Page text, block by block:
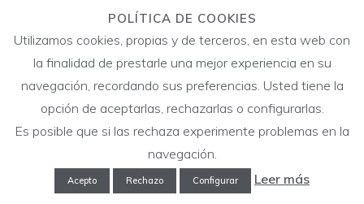
POLÍTICA DE COOKIES
Utilizamos cookies, propias y de terceros, en esta web con
la finalidad de prestarle una mejor experiencia en su
navegación, recordando sus preferencias. Usted tiene la
opción de aceptarlas, rechazarlas o configurarlas.
Es posible que si las rechaza experimente problemas en la
navegación.
Acepto Rechazo Configurar Leer más